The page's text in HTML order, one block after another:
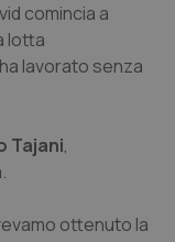
comincia a
lotta
lavorato senza
Tajani,
ottenuto la